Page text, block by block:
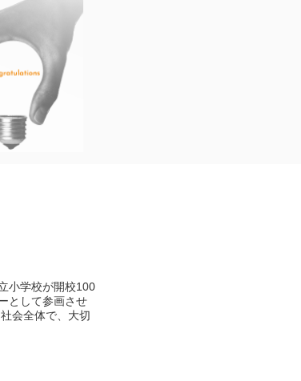
小学校が開校100
として参画させ
会全体で、大切